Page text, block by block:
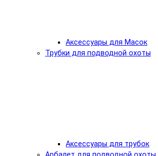
Аксессуары для Масок
Трубки для подводной охоты
Аксессуары для трубок